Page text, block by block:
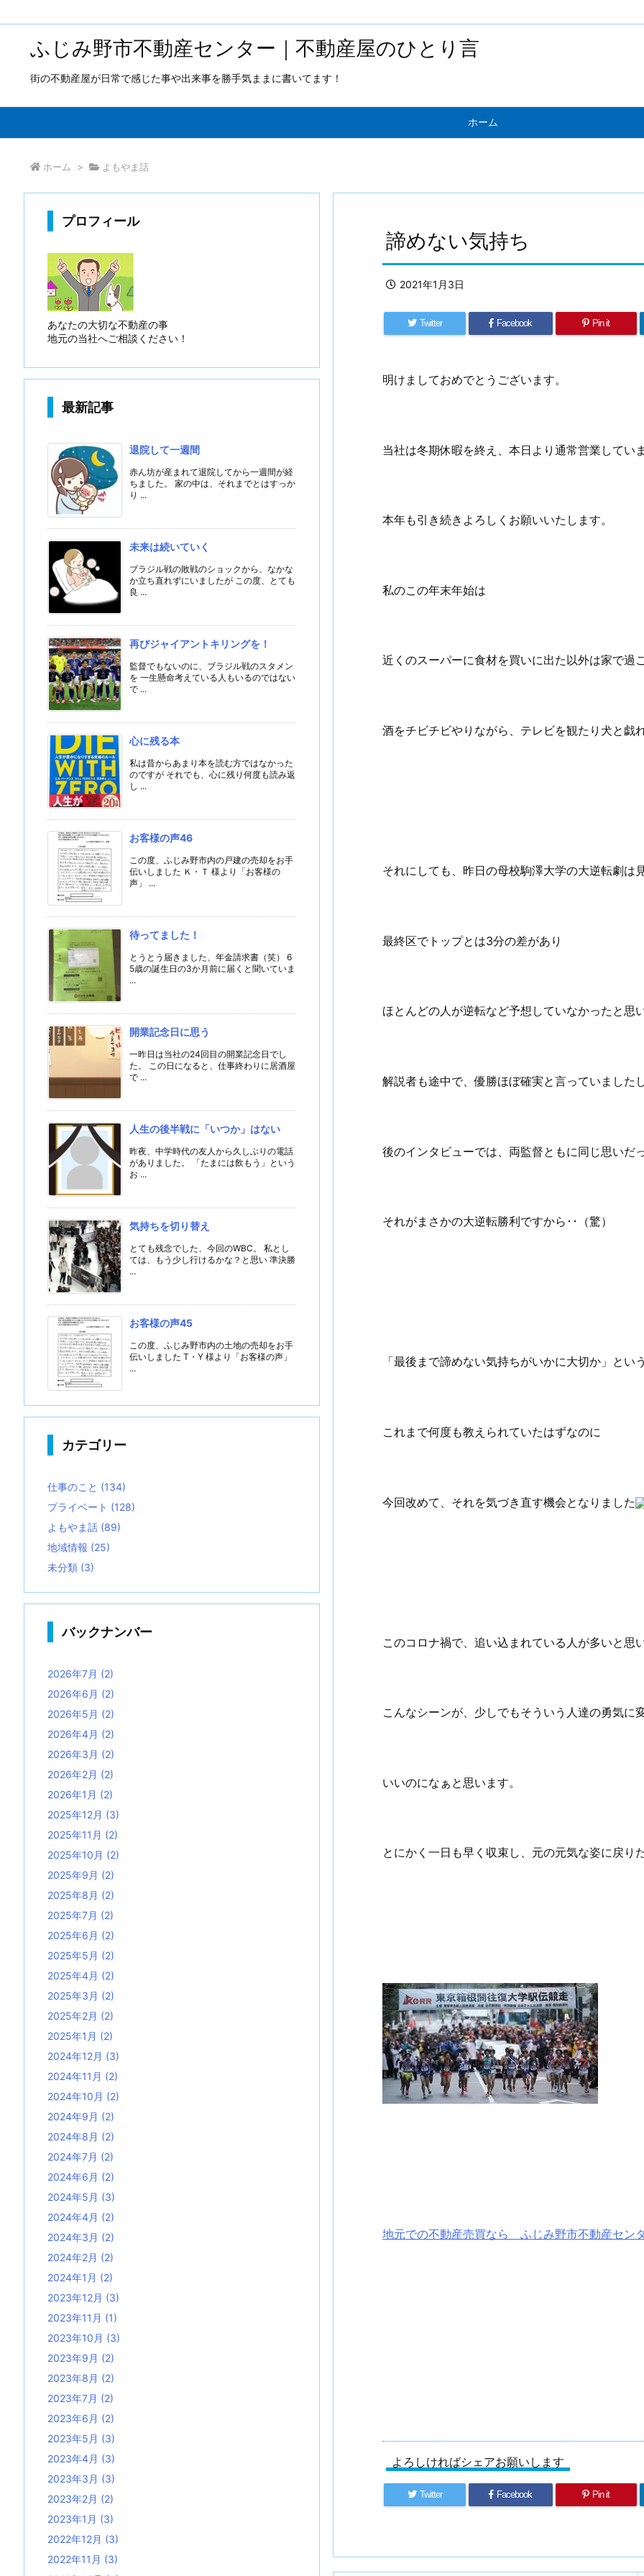
ふじみ野市不動産センター｜不動産屋のひとり言
街の不動産屋が日常で感じた事や出来事を勝手気ままに書いてます！
ホーム
ホーム > よもやま話
諦めない気持ち
2021年1月3日
Twitter Facebook Pin it
明けましておめでとうございます。
当社は冬期休暇を終え、本日より通常営業してい
本年も引き続きよろしくお願いいたします。
私のこの年末年始は
近くのスーパーに食材を買いに出た以外は家で過
酒をチビチビやりながら、テレビを観たり犬と戯
それにしても、昨日の母校駒澤大学の大逆転劇は
最終区でトップとは3分の差があり
ほとんどの人が逆転など予想していなかったと思
解説者も途中で、優勝ほぼ確実と言っていました
後のインタビューでは、両監督ともに同じ思いだ
それがまさかの大逆転勝利ですから･･（驚）
「最後まで諦めない気持ちがいかに大切か」とい
これまで何度も教えられていたはずなのに
今回改めて、それを気づき直す機会となりました
このコロナ禍で、追い込まれている人が多いと思
こんなシーンが、少しでもそういう人達の勇気に
いいのになぁと思います。
とにかく一日も早く収束し、元の元気な姿に戻り
地元での不動産売買なら ふじみ野市不動産セン
よろしければシェアお願いします
Twitter Facebook Pin it
プロフィール
あなたの大切な不動産の事
地元の当社へご相談ください！
最新記事
退院して一週間
赤ん坊が産まれて退院してから一週間が経
ちました。 家の中は、それまでとはすっか
り ...
未来は続いていく
ブラジル戦の敗戦のショックから、なかな
か立ち直れずにいましたが この度、とても
良 ...
再びジャイアントキリングを！
監督でもないのに、ブラジル戦のスタメン
を 一生懸命考えている人もいるのではない
で ...
心に残る本
私は昔からあまり本を読む方ではなかった
のですが それでも、心に残り何度も読み返
し ...
お客様の声46
この度、ふじみ野市内の戸建の売却をお手
伝いしました Ｋ・Ｔ 様より「お客様の
声」 ...
待ってました！
とうとう届きました、年金請求書（笑） 6
5歳の誕生日の3か月前に届くと聞いていま
...
開業記念日に思う
一昨日は当社の24回目の開業記念日でし
た。 この日になると、仕事終わりに居酒屋
で ...
人生の後半戦に「いつか」はない
昨夜、中学時代の友人から久しぶりの電話
がありました。 「たまには飲もう」という
お ...
気持ちを切り替え
とても残念でした、今回のWBC。 私とし
ては、もう少し行けるかな？と思い 準決勝
...
お客様の声45
この度、ふじみ野市内の土地の売却をお手
伝いしました T・Y 様より「お客様の声」
...
カテゴリー
仕事のこと (134)
プライベート (128)
よもやま話 (89)
地域情報 (25)
未分類 (3)
バックナンバー
2026年7月 (2)
2026年6月 (2)
2026年5月 (2)
2026年4月 (2)
2026年3月 (2)
2026年2月 (2)
2026年1月 (2)
2025年12月 (3)
2025年11月 (2)
2025年10月 (2)
2025年9月 (2)
2025年8月 (2)
2025年7月 (2)
2025年6月 (2)
2025年5月 (2)
2025年4月 (2)
2025年3月 (2)
2025年2月 (2)
2025年1月 (2)
2024年12月 (3)
2024年11月 (2)
2024年10月 (2)
2024年9月 (2)
2024年8月 (2)
2024年7月 (2)
2024年6月 (2)
2024年5月 (3)
2024年4月 (2)
2024年3月 (2)
2024年2月 (2)
2024年1月 (2)
2023年12月 (3)
2023年11月 (1)
2023年10月 (3)
2023年9月 (2)
2023年8月 (2)
2023年7月 (2)
2023年6月 (2)
2023年5月 (3)
2023年4月 (3)
2023年3月 (3)
2023年2月 (2)
2023年1月 (3)
2022年12月 (3)
2022年11月 (3)